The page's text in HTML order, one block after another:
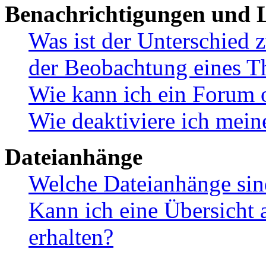
Benachrichtigungen und
Was ist der Unterschied
der Beobachtung eines
Wie kann ich ein Forum
Wie deaktiviere ich
Dateianhänge
Welche Dateianhänge
Kann ich eine Übersicht
erhalten?